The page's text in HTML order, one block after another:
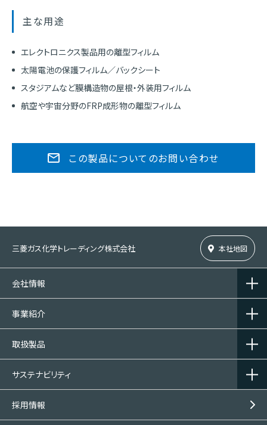
主な用途
エレクトロニクス製品用の離型フィルム
太陽電池の保護フィルム／バックシート
スタジアムなど膜構造物の屋根・外装用フィルム
航空や宇宙分野のFRP成形物の離型フィルム
この製品についてのお問い合わせ
三菱ガス化学トレーディング株式会社 本社地図
会社情報
事業紹介
取扱製品
サステナビリティ
採用情報